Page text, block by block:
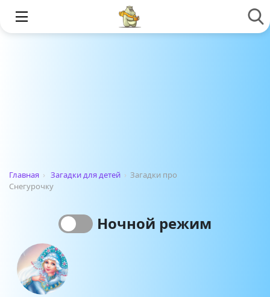
Главная › Загадки для детей › Загадки про
Снегурочку
Ночной режим